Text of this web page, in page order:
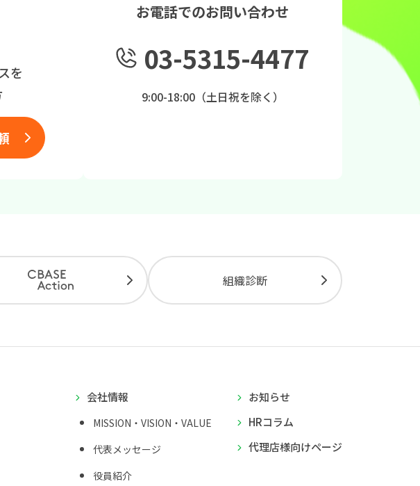
を
お電話でのお問い合わせ
03-5315-4477
9:00-18:00（土日祝を除く）
組織診断
会社情報
MISSION・VISION・VALUE
代表メッセージ
役員紹介
お知らせ
HRコラム
代理店様向けページ